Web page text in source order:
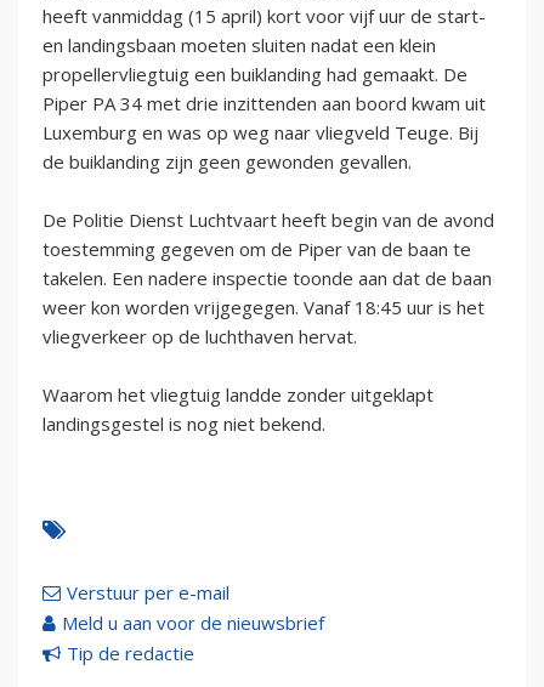
heeft vanmiddag (15 april) kort voor vijf uur de start-
en landingsbaan moeten sluiten nadat een klein
propellervliegtuig een buiklanding had gemaakt. De
Piper PA 34 met drie inzittenden aan boord kwam uit
Luxemburg en was op weg naar vliegveld Teuge. Bij
de buiklanding zijn geen gewonden gevallen.
De Politie Dienst Luchtvaart heeft begin van de avond
toestemming gegeven om de Piper van de baan te
takelen. Een nadere inspectie toonde aan dat de baan
weer kon worden vrijgegegen. Vanaf 18:45 uur is het
vliegverkeer op de luchthaven hervat.
Waarom het vliegtuig landde zonder uitgeklapt
landingsgestel is nog niet bekend.
Verstuur per e-mail
Meld u aan voor de nieuwsbrief
Tip de redactie